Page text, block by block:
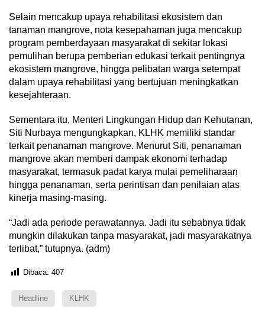
Selain mencakup upaya rehabilitasi ekosistem dan
tanaman mangrove, nota kesepahaman juga mencakup
program pemberdayaan masyarakat di sekitar lokasi
pemulihan berupa pemberian edukasi terkait pentingnya
ekosistem mangrove, hingga pelibatan warga setempat
dalam upaya rehabilitasi yang bertujuan meningkatkan
kesejahteraan.
Sementara itu, Menteri Lingkungan Hidup dan Kehutanan,
Siti Nurbaya mengungkapkan, KLHK memiliki standar
terkait penanaman mangrove. Menurut Siti, penanaman
mangrove akan memberi dampak ekonomi terhadap
masyarakat, termasuk padat karya mulai pemeliharaan
hingga penanaman, serta perintisan dan penilaian atas
kinerja masing-masing.
“Jadi ada periode perawatannya. Jadi itu sebabnya tidak
mungkin dilakukan tanpa masyarakat, jadi masyarakatnya
terlibat,” tutupnya. (adm)
Dibaca: 407
Headline KLHK